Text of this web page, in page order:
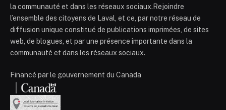
la communauté et dans les réseaux sociaux.Rejoindre
l’ensemble des citoyens de Laval, et ce, par notre réseau de
diffusion unique constitué de publications imprimées, de sites
web, de blogues, et par une présence importante dans la
communauté et dans les réseaux sociaux.
Financé par le gouvernement du Canada